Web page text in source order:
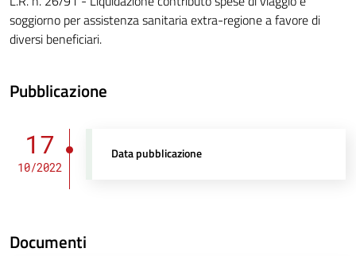
soggiorno per assistenza sanitaria extra-regione a favore di
diversi beneficiari.
Pubblicazione
17
10/2022
Data pubblicazione
Documenti